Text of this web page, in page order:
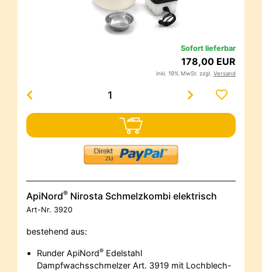
Sofort lieferbar
178,00 EUR
inkl. 19% MwSt. zzgl. Versand
ApiNord® Nirosta Schmelzkombi elektrisch
Art-Nr. 3920
bestehend aus:
Runder ApiNord®Edelstahl
Dampfwachsschmelzer Art. 3919 mit Lochblech-